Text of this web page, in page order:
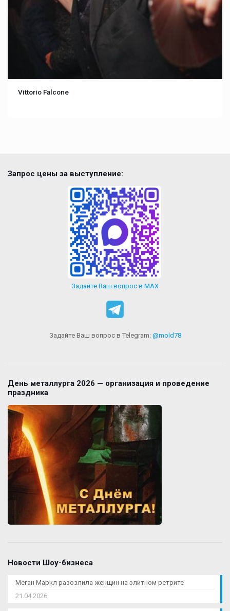
Vittorio Falcone
Запрос цены за выступление:
Задайте Ваш вопрос в MAX
Задайте Ваш вопрос в Telegram: @mold78
День металлурга 2026 — организация и проведение
праздника
Новости Шоу-бизнеса
Меган Маркл разозлила женщин на элитном ретрите
21.04.2026